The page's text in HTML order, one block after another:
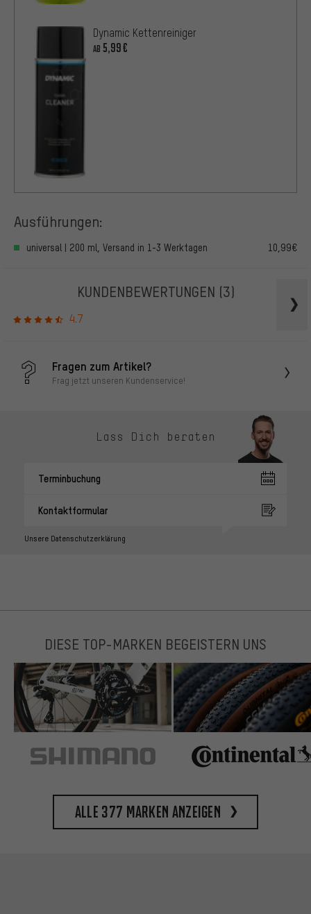
Dynamic Kettenreiniger
AB 5,99€
Ausführungen:
universal | 200 ml, Versand in 1-3 Werktagen 10,99€
KUNDENBEWERTUNGEN (3)
4.7
Fragen zum Artikel?
Frag jetzt unseren Kundenservice!
Lass Dich beraten
Terminbuchung
Kontaktformular
Unsere Datenschutzerklärung
DIESE TOP-MARKEN BEGEISTERN UNS
Alle 377 Marken anzeigen